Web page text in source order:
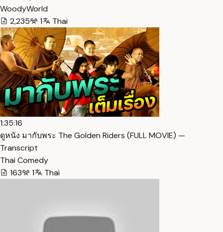
WoodyWorld
2,235
1 Thai
1:35:16
ดูหนัง มากับพระ The Golden Riders (FULL MOVIE) —
Transcript
Thai Comedy
163
1 Thai